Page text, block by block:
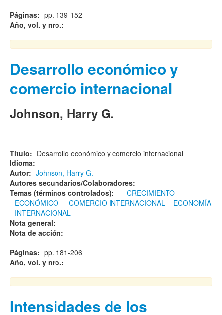
Páginas: pp. 139-152
Año, vol. y nro.:
Desarrollo económico y
comercio internacional
Johnson, Harry G.
Titulo: Desarrollo económico y comercio internacional
Idioma:
Autor: Johnson, Harry G.
Autores secundarios/Colaboradores: -
Temas (términos controlados):
- CRECIMIENTO
ECONÓMICO - COMERCIO INTERNACIONAL - ECONOMÍA
INTERNACIONAL
Nota general:
Nota de acción:
Páginas: pp. 181-206
Año, vol. y nro.:
Intensidades de los